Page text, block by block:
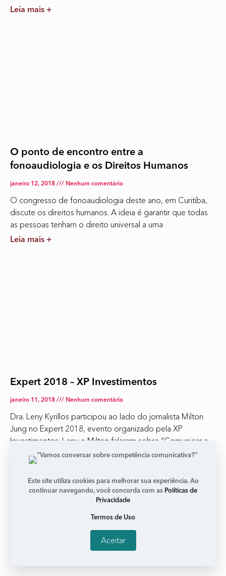
Leia mais +
O ponto de encontro entre a
fonoaudiologia e os Direitos Humanos
janeiro 12, 2018 Nenhum comentário
O congresso de fonoaudiologia deste ano, em Curitiba,
discute os direitos humanos. A ideia é garantir que todas
as pessoas tenham o direito universal a uma
Leia mais +
Expert 2018 – XP Investimentos
janeiro 11, 2018 Nenhum comentário
Dra. Leny Kyrillos participou ao lado do jornalista Milton
Jung no Expert 2018, evento organizado pela XP
Investimentos. Leny e Milton falaram sobre “Comunicar e
Este site utiliza cookies para melhorar sua experiência. Ao
continuar navegando, você concorda com as Políticas de
Privacidade
Termos de Uso
Aceitar